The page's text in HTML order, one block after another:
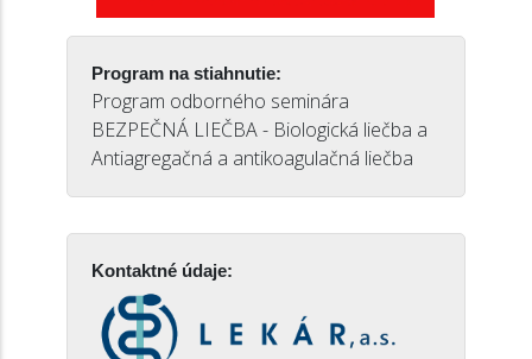
Program na stiahnutie:
Program odborného seminára
BEZPEČNÁ LIEČBA - Biologická liečba a
Antiagregačná a antikoagulačná liečba
Kontaktné údaje: